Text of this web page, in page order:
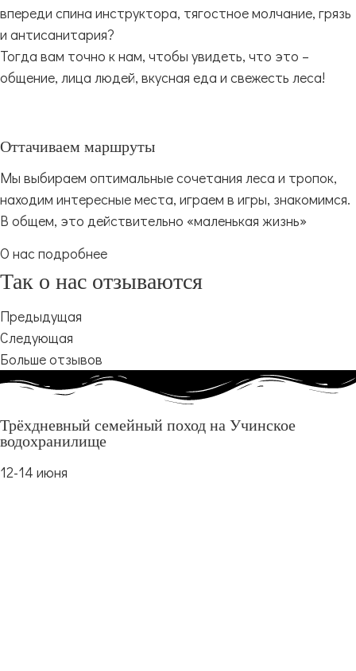
впереди спина инструктора, тягостное молчание, грязь
и антисанитария?
Тогда вам точно к нам, чтобы увидеть, что это –
общение, лица людей, вкусная еда и свежесть леса!
Оттачиваем маршруты
Мы выбираем оптимальные сочетания леса и тропок,
находим интересные места, играем в игры, знакомимся.
В общем, это действительно «маленькая жизнь»
О нас подробнее
Так о нас отзываются
Предыдущая
Следующая
Больше отзывов
Трёхдневный семейный поход на Учинское
водохранилище
12-14 июня